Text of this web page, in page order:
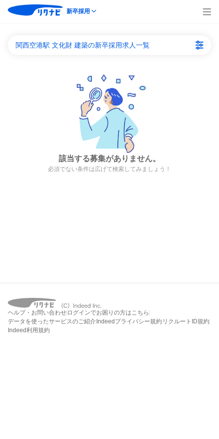
新卒採用
関西空港駅 文化財 建築の新卒採用求人一覧
該当する募集がありません。
必須でない条件は広げて検索してみましょう！
ヘルプ・お問い合わせ ログインでお困りの方はこちら
データを使ったサービスのご紹介 Indeedプライバシー規約 リクルートID規約
Indeed利用規約